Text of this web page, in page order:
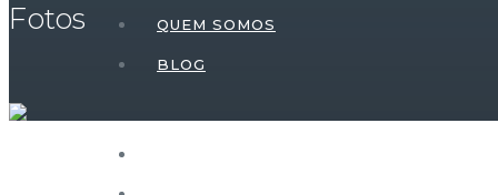
QUEM SOMOS
BLOG
Fotos